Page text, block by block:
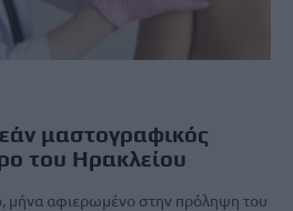
μαστογραφικός
του Ηρακλείου
αφιερωμένο στην πρόληψη του